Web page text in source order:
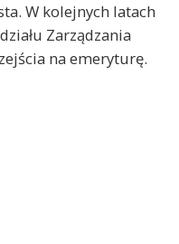
W kolejnych latach
Zarządzania
na emeryturę.